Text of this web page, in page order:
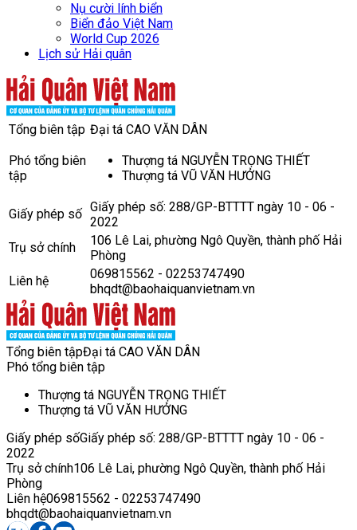
Nụ cười lính biển
Biển đảo Việt Nam
World Cup 2026
Lịch sử Hải quân
Tổng biên tập Đại tá CAO VĂN DÂN
Phó tổng biên
tập
Thượng tá NGUYỄN TRỌNG THIẾT
Thượng tá VŨ VĂN HƯỞNG
Giấy phép số Giấy phép số: 288/GP-BTTTT ngày 10 - 06 -
2022
Trụ sở chính
106 Lê Lai, phường Ngô Quyền, thành phố Hải
Phòng
Liên hệ
069815562 - 02253747490
bhqdt@baohaiquanvietnam.vn
Tổng biên tậpĐại tá CAO VĂN DÂN
Phó tổng biên tập
Thượng tá NGUYỄN TRỌNG THIẾT
Thượng tá VŨ VĂN HƯỞNG
Giấy phép sốGiấy phép số: 288/GP-BTTTT ngày 10 - 06 -
2022
Trụ sở chính106 Lê Lai, phường Ngô Quyền, thành phố Hải
Phòng
Liên hệ069815562 - 02253747490
bhqdt@baohaiquanvietnam.vn